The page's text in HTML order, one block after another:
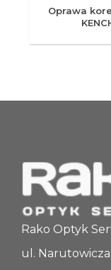
Oprawa
Rako Optyk
ul. Narutowicza